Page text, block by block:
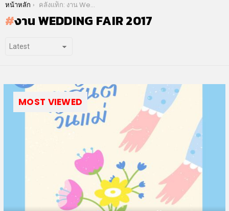
You are here:
หน้าหลัก คลังแท็ก: งาน Wedding Fair 2017
งาน WEDDING FAIR 2017
MOST VIEWED